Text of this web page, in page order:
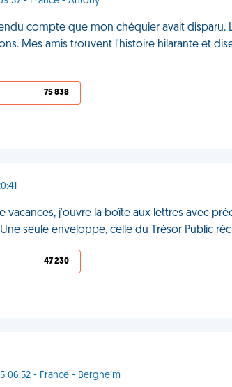
compte que mon chéquier avait
Mes amis trouvent l'histoire hilarante et
75 838
vacances, j'ouvre la boîte aux lettres avec
seule enveloppe, celle du Trésor Public
47 230
06:52 - France - Bergheim